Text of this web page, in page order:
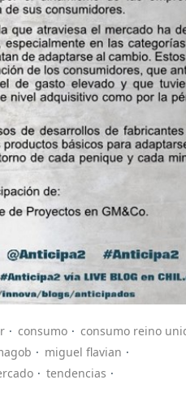
consumo
consumo reino
miguel flavian
tendencias